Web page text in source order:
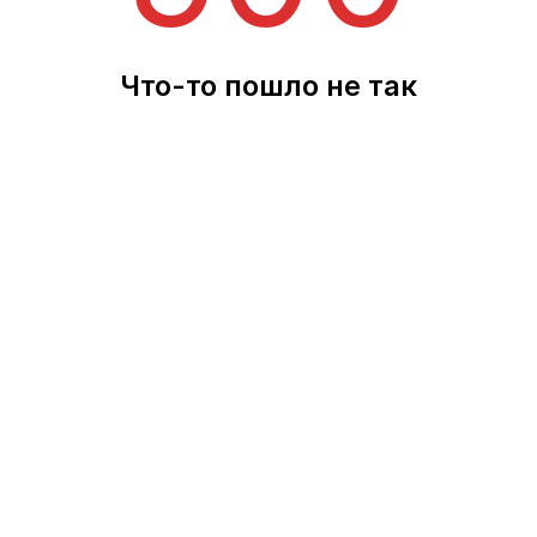
Что-то пошло не так